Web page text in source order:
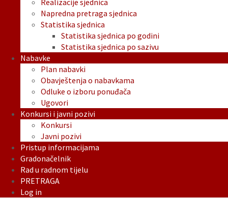
Realizacije sjednica
Napredna pretraga sjednica
Statistika sjednica
Statistika sjednica po godini
Statistika sjednica po sazivu
Nabavke
Plan nabavki
Obavještenja o nabavkama
Odluke o izboru ponuđača
Ugovori
Konkursi i javni pozivi
Konkursi
Javni pozivi
Pristup informacijama
Gradonačelnik
Rad u radnom tijelu
PRETRAGA
Log in